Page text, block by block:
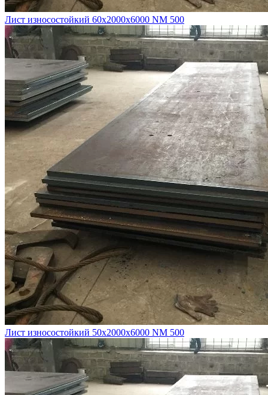
Лист износостойкий 60х2000х6000 NM 500
Лист износостойкий 50х2000х6000 NM 500